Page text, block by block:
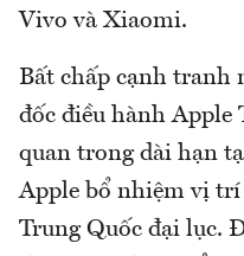
Vivo và Xiaomi.
Bất chấp cạnh tranh
đốc điều hành Apple
quan trong dài hạn
Apple bổ nhiệm vị
Trung Quốc đại lục.